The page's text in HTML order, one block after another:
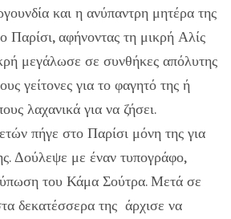
και η ανύπαντρη μητέρα της
Παρίσι, αφήνοντας τη μικρή Αλίς
μεγάλωσε σε συνθήκες απόλυτης
γείτονες για το φαγητό της ή
λαχανικά για να ζήσει.
πήγε στο Παρίσι μόνη της για
Δούλεψε με έναν τυπογράφο,
του Κάμα Σούτρα. Μετά σε
δεκατέσσερα της άρχισε να